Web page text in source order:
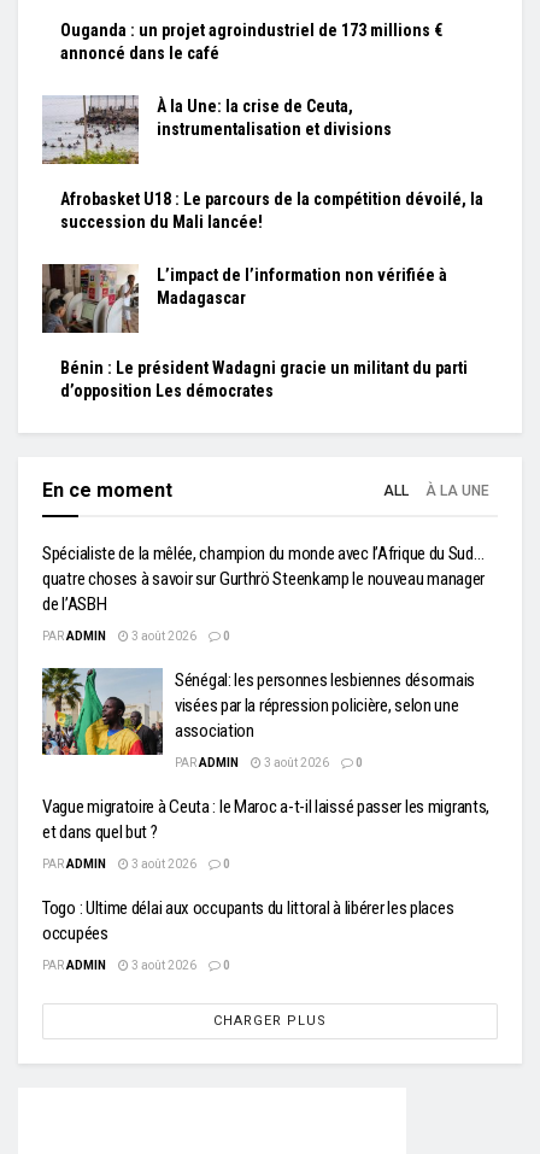
Ouganda : un projet agroindustriel de 173 millions €
annoncé dans le café
À la Une: la crise de Ceuta,
instrumentalisation et divisions
Afrobasket U18 : Le parcours de la compétition dévoilé, la
succession du Mali lancée!
L’impact de l’information non vérifiée à
Madagascar
Bénin : Le président Wadagni gracie un militant du parti
d’opposition Les démocrates
En ce moment ALL À LA UNE
Spécialiste de la mêlée, champion du monde avec l’Afrique du Sud…
quatre choses à savoir sur Gurthrö Steenkamp le nouveau manager
de l’ASBH
PARADMIN 3 août 2026 0
Sénégal: les personnes lesbiennes désormais
visées par la répression policière, selon une
association
PARADMIN 3 août 2026 0
Vague migratoire à Ceuta : le Maroc a-t-il laissé passer les migrants,
et dans quel but ?
PARADMIN 3 août 2026 0
Togo : Ultime délai aux occupants du littoral à libérer les places
occupées
PARADMIN 3 août 2026 0
CHARGER PLUS